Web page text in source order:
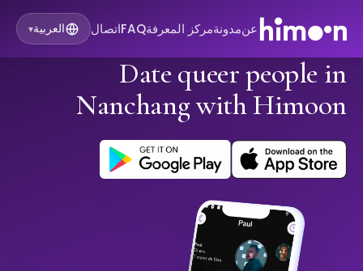
عنمدونةمركز المعرفةFAQاتصال العربية▾
Date queer people in
Nanchang with Himoon